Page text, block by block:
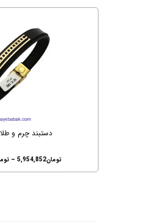
دستبند چرم و طلا DM026
تومان5,954,852
–